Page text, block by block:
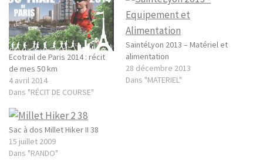
Ecotrail de Paris 2014 : récit
de mes 50 km
4 avril 2014
Dans "RÉCIT DE COURSE"
SaintéLyon 2013 – Matériel et
alimentation
28 décembre 2013
Dans "MATERIEL"
Sac à dos Millet Hiker II 38
15 juillet 2009
Dans "RANDO"